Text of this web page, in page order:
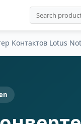
Kонтактов Lotus